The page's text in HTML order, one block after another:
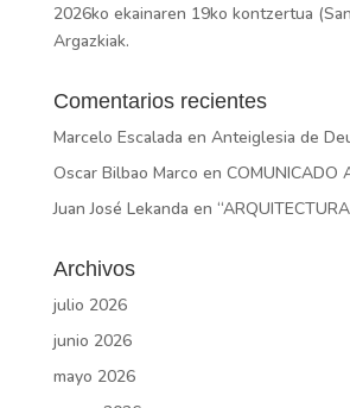
2026ko ekainaren 19ko kontzertua
Argazkiak.
Comentarios recientes
Marcelo Escalada en Anteiglesia de
Oscar Bilbao Marco en COMUNICADO
Juan José Lekanda en
Archivos
julio 2026
junio 2026
mayo 2026